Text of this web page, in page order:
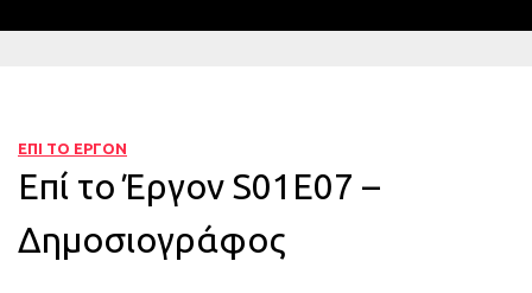
ΕΠΙ ΤΟ ΕΡΓΟΝ
Επί το Έργον S01E07 –
Δημοσιογράφος